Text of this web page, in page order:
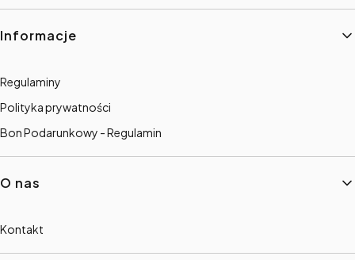
Informacje
Regulaminy
Polityka prywatności
Bon Podarunkowy - Regulamin
O nas
Kontakt